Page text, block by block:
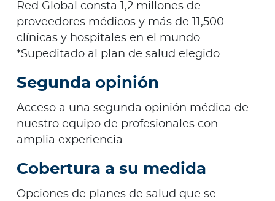
Red Global consta 1,2 millones de
proveedores médicos y más de 11,500
clínicas y hospitales en el mundo.
*Supeditado al plan de salud elegido.
Segunda opinión
Acceso a una segunda opinión médica de
nuestro equipo de profesionales con
amplia experiencia.
Cobertura a su medida
Opciones de planes de salud que se